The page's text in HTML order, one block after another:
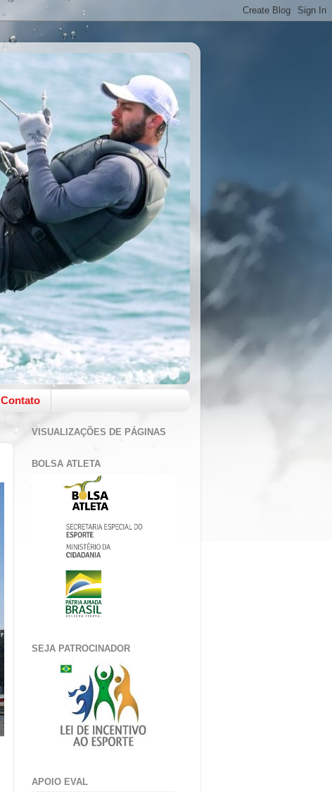
Contato
VISUALIZAÇÕES DE PÁGINAS
BOLSA ATLETA
SEJA PATROCINADOR
APOIO EVAL